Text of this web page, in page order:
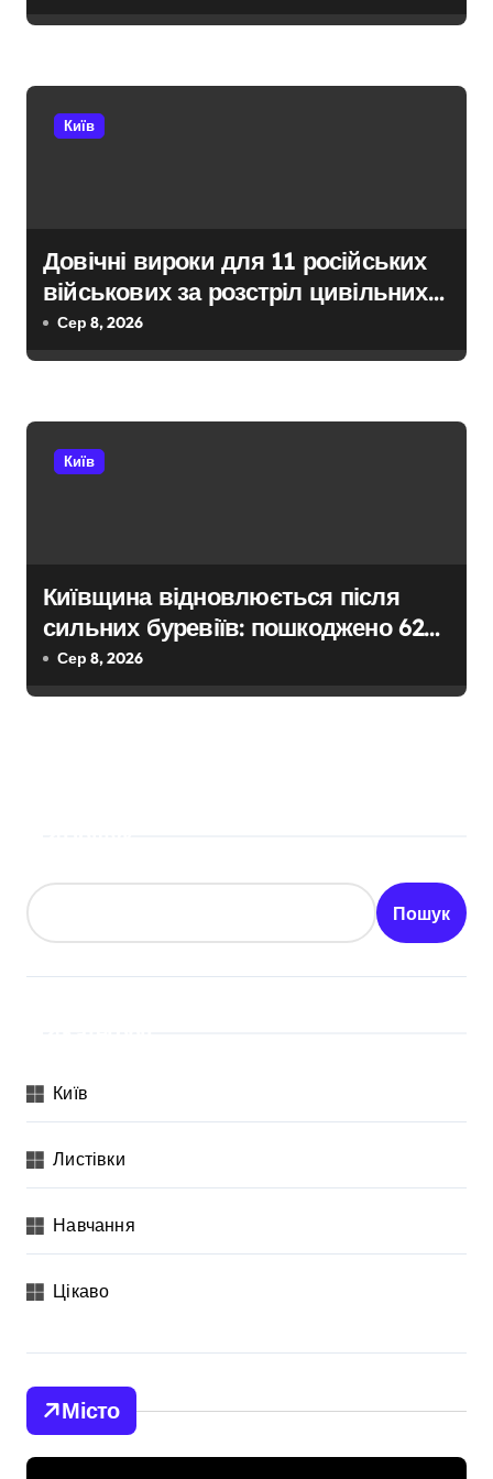
п
с
покинув місто
Київ
Довічні вироки для 11 російських
військових за розстріл цивільних
на Київщині
Сер 8, 2026
Київ
Київщина відновлюється після
сильних буревіїв: пошкоджено 62
будинки, понад 18 тисяч родин
залишились без електрики
Сер 8, 2026
Пошук
Київ
Листівки
Навчання
Цікаво
Місто